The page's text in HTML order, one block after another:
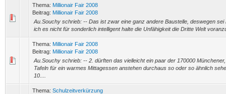
Thema: Millionair Fair 2008
Beitrag: Millionair Fair 2008
Au.Souchy schrieb: -- Das ist zwar eine ganz andere Baustelle, deswegen sei
ich es nicht für sonderlich intelligent halte die Unfähigkeit die Dritte Welt
Thema: Millionair Fair 2008
Beitrag: Millionair Fair 2008
Au.Souchy schrieb: -- 2. dürften das vielleicht ein paar der 170000
Tafeln für ein warmes Mittagessen anstehen durchaus so oder so ähnlich
10....
Thema: Schulzeitverkürzung